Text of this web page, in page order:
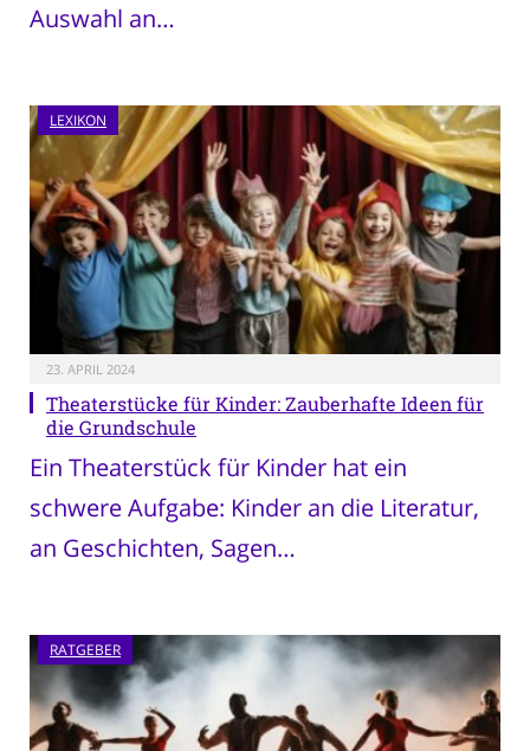
Auswahl an…
LEXIKON
23. APRIL 2024
Theaterstücke für Kinder: Zauberhafte Ideen für
die Grundschule
Ein Theaterstück für Kinder hat ein
schwere Aufgabe: Kinder an die Literatur,
an Geschichten, Sagen…
RATGEBER